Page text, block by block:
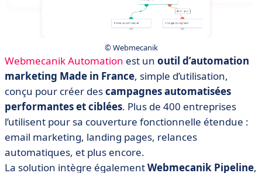
© Webmecanik
Webmecanik Automation est un outil d’automation
marketing Made in France, simple d’utilisation,
conçu pour créer descampagnes automatisées
performantes et ciblées. Plus de 400 entreprises
l’utilisent pour sa couverture fonctionnelle étendue :
email marketing, landing pages, relances
automatiques, et plus encore.
La solution intègre égalementWebmecanik Pipeline,